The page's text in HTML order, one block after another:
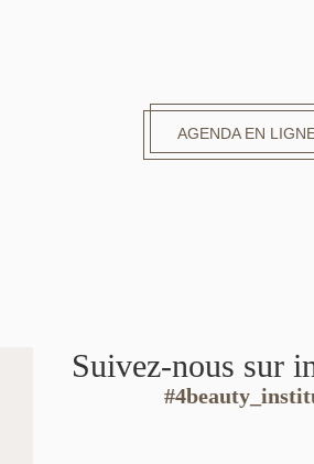
AGENDA EN
Suivez-nous sur